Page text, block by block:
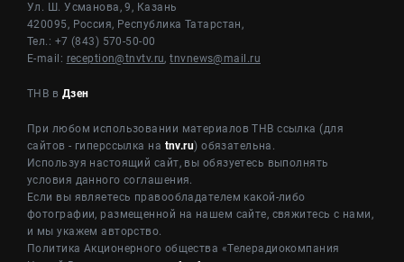
Ул. Ш. Усманова, 9, Казань
420095, Россия, Республика Татарстан,
Тел.: +7 (843) 570-50-00
E-mail: reception@tnvtv.ru,tnvnews@mail.ru
ТНВ в Дзен
При любом использовании материалов ТНВ ссылка (для
сайтов - гиперссылка на tnv.ru) обязательна.
Используя настоящий сайт, вы обязуетесь выполнять
условия данного соглашения.
Если вы являетесь правообладателем какой-либо
фотографии, размещенной на нашем сайте, свяжитесь с нами,
и мы укажем авторство.
Политика Акционерного общества «Телерадиокомпания